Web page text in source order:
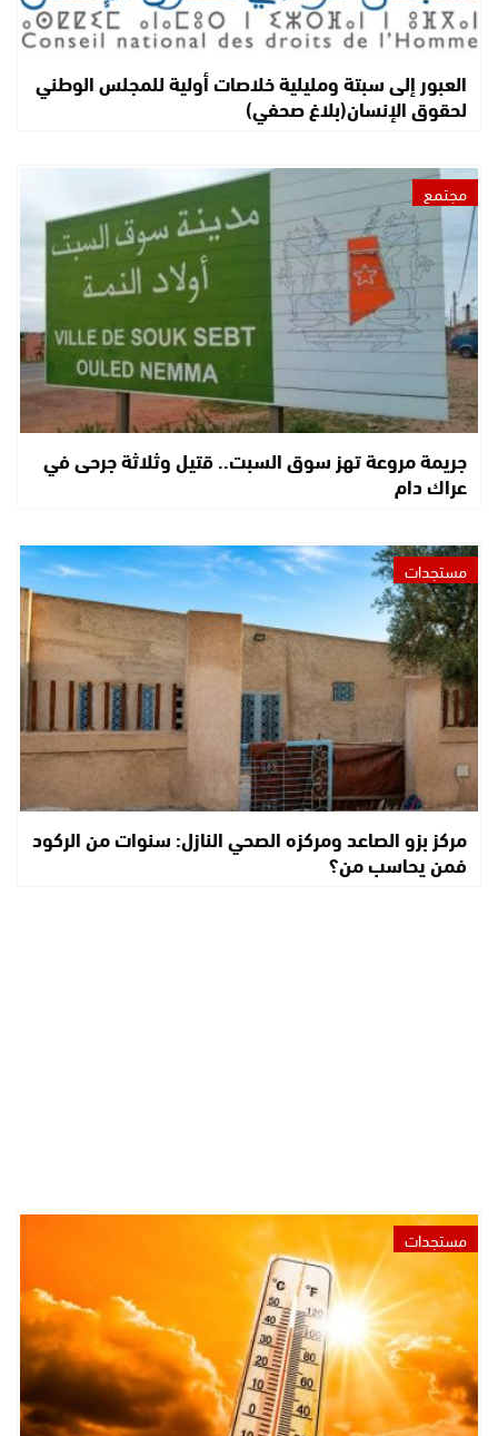
العبور إلى سبتة ومليلية خلاصات أولية للمجلس الوطني
لحقوق الإنسان(بلاغ صحفي)
مجتمع
جريمة مروعة تهز سوق السبت.. قتيل وثلاثة جرحى في
عراك دام
مستجدات
مركز بزو الصاعد ومركزه الصحي النازل: سنوات من الركود
فمن يحاسب من؟
مستجدات